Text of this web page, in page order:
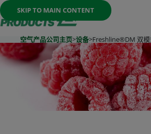
SKIP TO MAIN CONTENT
Once the menu is open you can move
空气产品公司主页>设备>Freshline®DM 双